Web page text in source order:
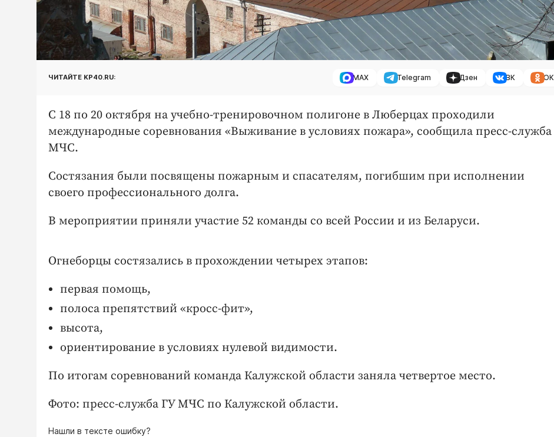
ЧИТАЙТЕ KP40.RU: MAX Telegram Дзен ВК ОК
С 18 по 20 октября на учебно-тренировочном полигоне в Люберцах проходили
международные соревнования «Выживание в условиях пожара», сообщила пресс-служба
МЧС.
Состязания были посвящены пожарным и спасателям, погибшим при исполнении
своего профессионального долга.
В мероприятии приняли участие 52 команды со всей России и из Беларуси.
Огнеборцы состязались в прохождении четырех этапов:
первая помощь,
полоса препятствий «кросс-фит»,
высота,
ориентирование в условиях нулевой видимости.
По итогам соревнований команда Калужской области заняла четвертое место.
Фото: пресс-служба ГУ МЧС по Калужской области.
Нашли в тексте ошибку?